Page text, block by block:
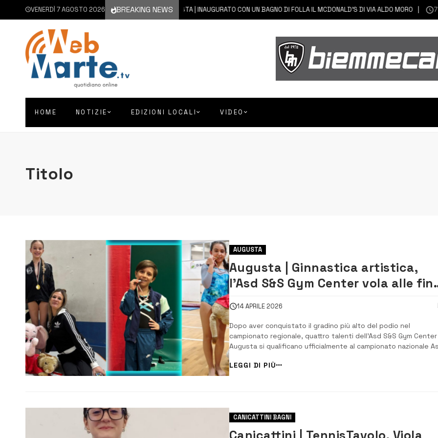
VENERDÌ 7 AGOSTO 2026 BREAKING NEWS
7 AGOSTO 2026 AUGUSTA | INAUGURATO CON UN BAGNO DI FOLLA IL MCDONALD’S DI VIA ALDO MORO 7
HOME NOTIZIE EDIZIONI LOCALI VIDEO
Titolo
AUGUSTA
Augusta | Ginnastica artistica,
l’Asd S&S Gym Center vola alle
nazionali Asc
14 APRILE 2026
Dopo aver conquistato il gradino più alto del podio nel
campionato regionale, quattro talenti dell’Asd S&S Gym Center
Augusta si qualificano ufficialmente al campionato nazionale
di ginnastica artistica. Un risultato prestigioso che premia il
lavoro, la disciplina e la passione degli atleti e dello staff
A distinguersi nella c...
LEGGI DI PIÙ
CANICATTINI BAGNI